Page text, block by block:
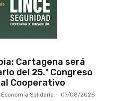
Cartagena será
del 25.º Congreso
Cooperativo
Economía Solidaria - 07/08/2026